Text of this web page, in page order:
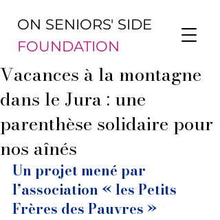
ON SENIORS' SIDE
FOUNDATION
Vacances à la montagne
dans le Jura : une
parenthèse solidaire pour
nos aînés
Un projet mené par
l’association « les Petits
Frères des Pauvres »